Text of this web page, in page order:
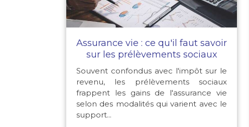
Assurance vie : ce qu'il faut savoir
sur les prélèvements sociaux
Souvent confondus avec l'impôt sur le
revenu, les prélèvements sociaux
frappent les gains de l'assurance vie
selon des modalités qui varient avec le
support...